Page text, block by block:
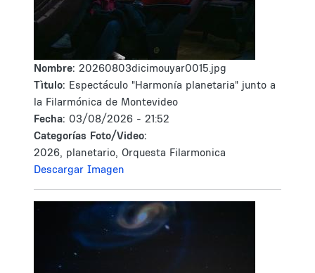
Nombre: 20260803dicimouyar0015.jpg
Tìtulo: Espectáculo "Harmonía planetaria" junto a
la Filarmónica de Montevideo
Fecha: 03/08/2026 - 21:52
Categorías Foto/Video:
2026, planetario, Orquesta Filarmonica
Descargar Imagen